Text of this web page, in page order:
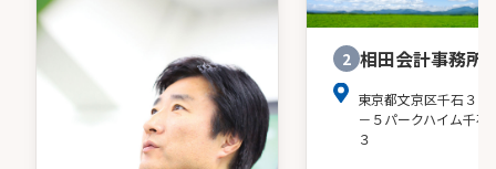
2 相田会計事務所
東京都文京区千石３－
－５パークハイム千石
３